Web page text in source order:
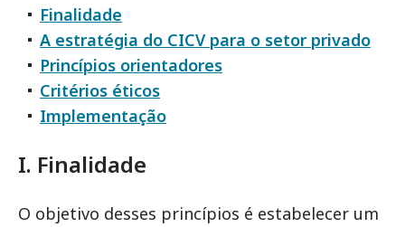
Finalidade
A estratégia do CICV para o setor privado
Princípios orientadores
Critérios éticos
Implementação
I. Finalidade
O objetivo desses princípios é estabelecer um